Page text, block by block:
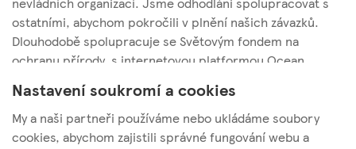
ostatními, abychom pokročili v plnění našich závazků.
Dlouhodobě spolupracuje se Světovým fondem na
ochranu přírody, s internetovou platformou Ocean
Nastavení soukromí a cookies
My a naši partneři používáme nebo ukládáme soubory
cookies, abychom zajistili správné fungování webu a